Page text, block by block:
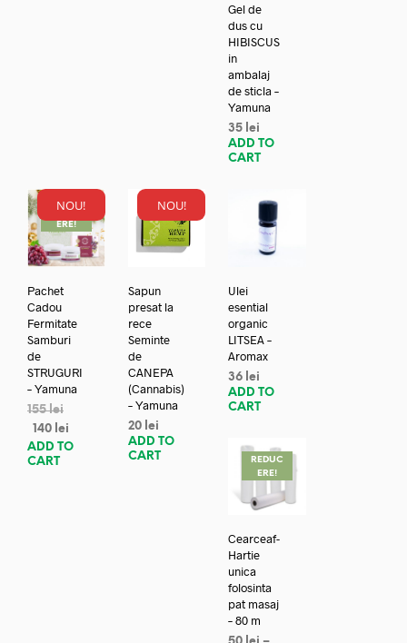
Gel de
dus cu
HIBISCUS
in
ambalaj
de sticla –
Yamuna
35 lei
ADD TO
CART
NOU!
REDUC
ERE!
Pachet
Cadou
Fermitate
Samburi
de
STRUGURI
– Yamuna
155lei
140 lei
ADD TO
CART
NOU!
Sapun
presat la
rece
Seminte
de
CANEPA
(Cannabis)
– Yamuna
20 lei
ADD TO
CART
Ulei
esential
organic
LITSEA –
Aromax
36 lei
ADD TO
CART
REDUC
ERE!
Cearceaf-
Hartie
unica
folosinta
pat masaj
– 80 m